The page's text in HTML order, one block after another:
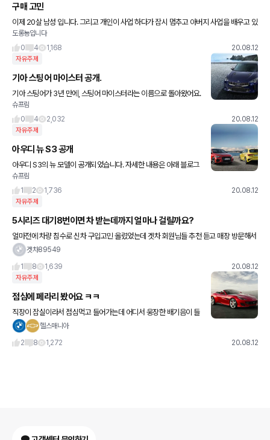
구매 고민
이제 20살 남성 입니다. 그리고 개인이 사업 하다가 잠시 멈추고 아버지 사업을 배우고 있
습니다. 내년 초에 군대 다녀와서 차량을 구매 해야하는데, 저는 개인적으로 볼보 사고싶
은데 아버지께서는 사회
도롱뇽입니다
0
4 1,168 20.08.12
자유주제
기아 스팅어 마이스터 공개.
기아 스팅어가 3년 만에, 스팅어 마이스터라는 이름으로 돌아왔어요.
자세한 내용은 아래 블로그 링크를 참고해주세요 사진은 HMG 저널
공식 홈페이지에서 퍼왔습니다.
슈프림
0
4 2,032 20.08.12
자유주제
아우디 뉴 S3 공개
아우디 S3의 뉴 모델이 공개되었습니다. 자세한 내용은 아래 블로그
슈프림
1
2 1,736 20.08.12
자유주제
5시리즈 대기8번이면 차 받는데까지 얼마나 걸릴까요?
얼마전에 차량 침수로 신차 구입고민 올렸었는데 겟차 회원님들 추천 듣고 매장 방문해서
520i lux oe 임페리얼블루+모카시트로 대기예약 했습니다 상담 받을때 차량 한대 물량
겟차89549
1
8 1,639 20.08.12
자유주제
점심에 페라리 봤어요 ㅋㅋ
직장이 잠실이라서 점심먹고 들어가는데 어디서 웅장한 배기음이 들
리길래 고개를 돌렸더니 모노톤 차들 사이에서 빨간색 페라리가 땋!!!
헬스매니아
2
8 1,272 20.08.12